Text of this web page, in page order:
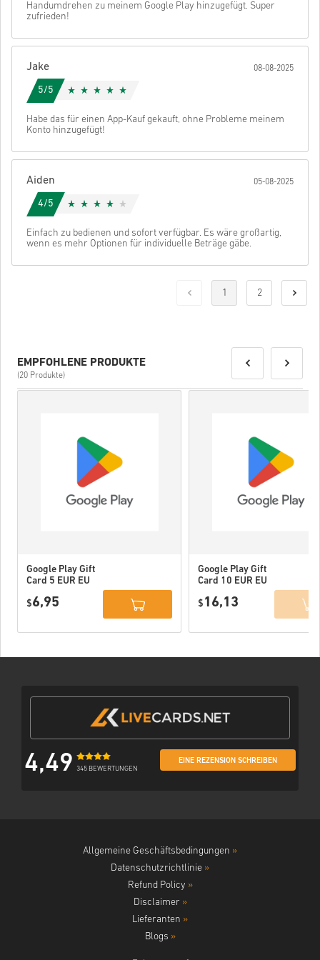
Handumdrehen zu meinem Google Play hinzugefügt. Super
zufrieden!
Jake 08-08-2025
5/5
Habe das für einen App-Kauf gekauft, ohne Probleme meinem
Konto hinzugefügt!
Aiden 05-08-2025
4/5
Einfach zu bedienen und sofort verfügbar. Es wäre großartig,
wenn es mehr Optionen für individuelle Beträge gäbe.
1 2
EMPFOHLENE PRODUKTE
(20 Produkte)
Google Play Gift
Card 5 EUR EU
$6,95
Google Play Gift
Card 10 EUR EU
$ 16,13
4,49 345 BEWERTUNGEN
EINE REZENSION SCHREIBEN
Allgemeine Geschäftsbedingungen »
Datenschutzrichtlinie »
Refund Policy »
Disclaimer »
Lieferanten »
Blogs »